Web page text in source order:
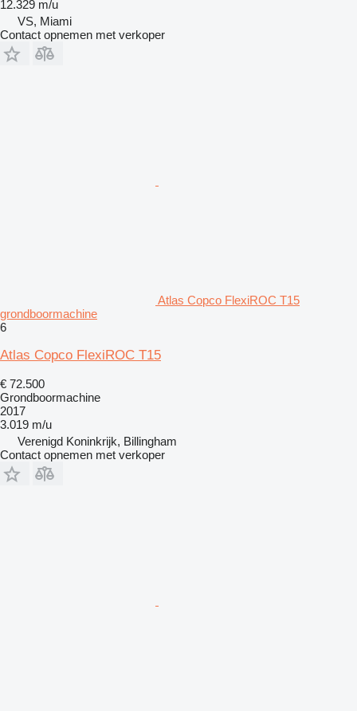
12.329 m/u
VS, Miami
Contact opnemen met verkoper
Atlas Copco FlexiROC T15
grondboormachine
6
Atlas Copco FlexiROC T15
€ 72.500
Grondboormachine
2017
3.019 m/u
Verenigd Koninkrijk, Billingham
Contact opnemen met verkoper